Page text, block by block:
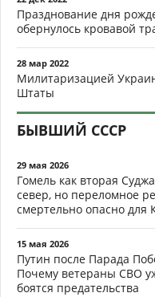
Празднование дня
обернулось кровавой
28 мар 2022
Милитаризацией
Штаты
БЫВШИЙ СССР
29 мая 2026
Гомель как вторая
север, но переломное
смертельно опасно для
15 мая 2026
Путин после Парада
Почему ветераны СВО
боятся предательства